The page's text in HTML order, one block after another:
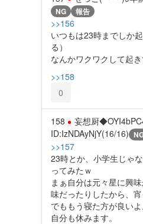
NG 報告
>>156
いつもは23時までしか
る）
なんかワクワクして起
>>158
0
158 妄想厨
ID:IzNDAyNjY(16/16)
>>157
23時とか、小学生じゃ
ってみたｗ
まぁ自分は元々星に興
味だったりしたから、宵
でももう寝た方が良いよ
自分も休みます。